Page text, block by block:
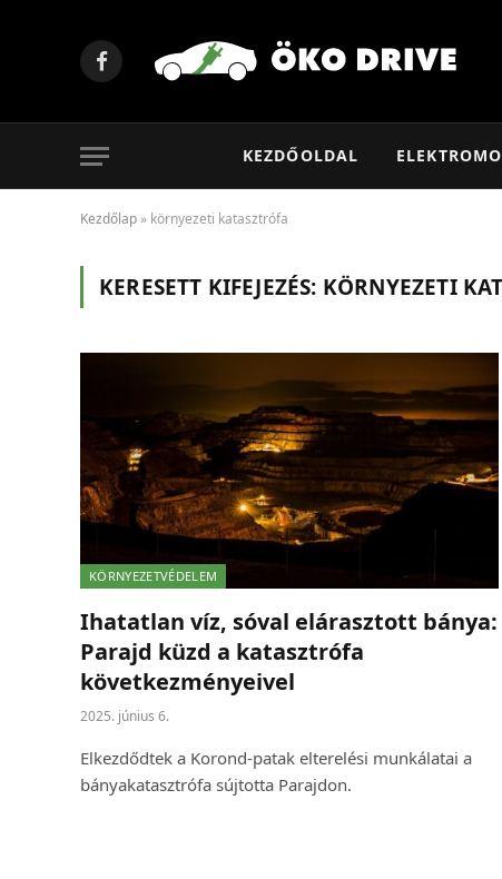
Facebook
KEZDŐOLDAL
Kezdőlap » környezeti katasztrófa
KERESETT KIFEJEZÉS: KÖRNYEZETI
KÖRNYEZETVÉDELEM
Ihatatlan víz, sóval elárasztott bánya:
Parajd küzd a katasztrófa
következményeivel
2025. június 6.
Elkezdődtek a Korond-patak elterelési munkálatai a
bányakatasztrófa sújtotta Parajdon.